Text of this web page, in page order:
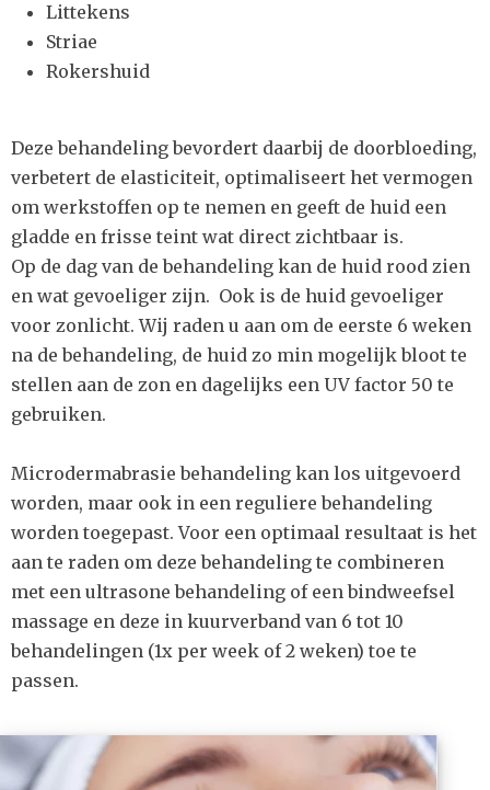
Littekens
Striae
Rokershuid
Deze behandeling bevordert daarbij de doorbloeding,
verbetert de elasticiteit, optimaliseert het vermogen
om werkstoffen op te nemen en geeft de huid een
gladde en frisse teint wat direct zichtbaar is.
Op de dag van de behandeling kan de huid rood zien
en wat gevoeliger zijn. Ook is de huid gevoeliger
voor zonlicht. Wij raden u aan om de eerste 6 weken
na de behandeling, de huid zo min mogelijk bloot te
stellen aan de zon en dagelijks een UV factor 50 te
gebruiken.
Microdermabrasie behandeling kan los uitgevoerd
worden, maar ook in een reguliere behandeling
worden toegepast. Voor een optimaal resultaat is het
aan te raden om deze behandeling te combineren
met een ultrasone behandeling of een bindweefsel
massage en deze in kuurverband van 6 tot 10
behandelingen (1x per week of 2 weken) toe te
passen.